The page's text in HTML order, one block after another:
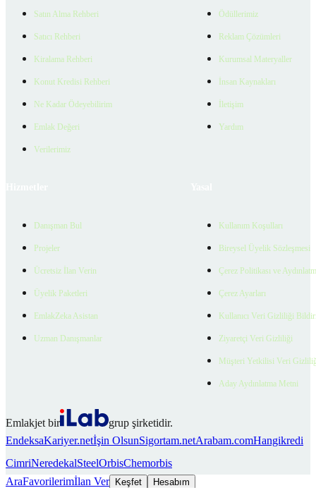
Satın Alma Rehberi
Satıcı Rehberi
Kiralama Rehberi
Konut Kredisi Rehberi
Ne Kadar Ödeyebilirim
Emlak Değeri
Verilerimiz
Ödüllerimiz
Reklam Çözümleri
Kurumsal Materyaller
İnsan Kaynakları
İletişim
Yardım
Danışman Bul
Projeler
Ücretsiz İlan Verin
Üyelik Paketleri
EmlakZeka Asistan
Uzman Danışmanlar
Kullanım Koşulları
Bireysel Üyelik Sözleşmesi
Çerez Politikası ve
Çerez Ayarları
Kullanıcı Veri Gizliliği
Ziyaretçi Veri Gizliliği
Müşteri Yetkilisi Veri
Aday Aydınlatma Metni
Emlakjet bir
grup şirketidir.
EndeksaKariyer.netİşin OlsunSigortam.netArabam.comHangikredi
CimriNeredekalSteelOrbisChemorbis
AraFavorilerimİlan Ver Keşfet Hesabım